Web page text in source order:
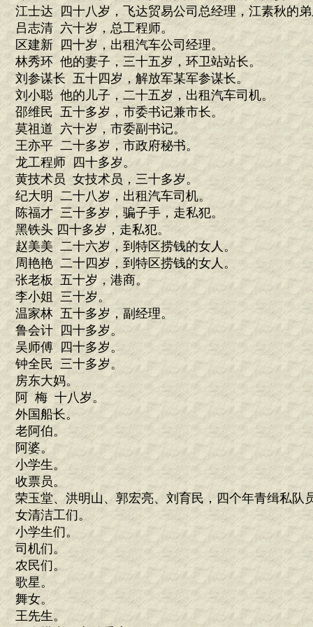
江士达 四十八岁，飞达贸易公司总经理，江素秋的
吕志清 六十岁，总工程师。
区建新 四十岁，出租汽车公司经理。
林秀环 他的妻子，三十五岁，环卫站站长。
刘参谋长 五十四岁，解放军某军参谋长。
刘小聪 他的儿子，二十五岁，出租汽车司机。
邵维民 五十多岁，市委书记兼市长。
莫祖道 六十岁，市委副书记。
王亦平 二十多岁，市政府秘书。
龙工程师 四十多岁。
黄技术员 女技术员，三十多岁。
纪大明 二十八岁，出租汽车司机。
陈福才 三十多岁，骗子手，走私犯。
黑铁头 四十多岁，走私犯。
赵美美 二十六岁，到特区捞钱的女人。
周艳艳 二十四岁，到特区捞钱的女人。
张老板 五十岁，港商。
李小姐 三十岁。
温家林 五十多岁，副经理。
鲁会计 四十多岁。
吴师傅 四十多岁。
钟全民 三十多岁。
房东大妈。
阿 梅 十八岁。
外国船长。
老阿伯。
阿婆。
小学生。
收票员。
荣玉堂、洪明山、郭宏亮、刘育民，四个年青缉私队
女清洁工们。
小学生们。
司机们。
农民们。
歌星。
舞女。
王先生。